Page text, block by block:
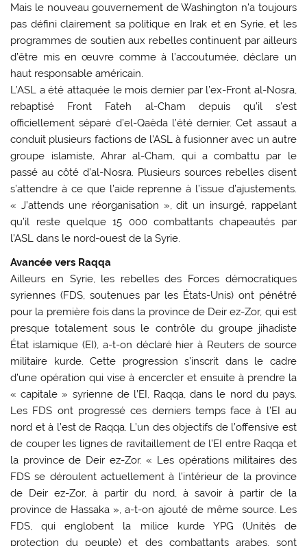
Mais le nouveau gouvernement de Washington n’a toujours
pas défini clairement sa politique en Irak et en Syrie, et les
programmes de soutien aux rebelles continuent par ailleurs
d’être mis en œuvre comme à l’accoutumée, déclare un
haut responsable américain.
L’ASL a été attaquée le mois dernier par l’ex-Front al-Nosra,
rebaptisé Front Fateh al-Cham depuis qu’il s’est
officiellement séparé d’el-Qaëda l’été dernier. Cet assaut a
conduit plusieurs factions de l’ASL à fusionner avec un autre
groupe islamiste, Ahrar al-Cham, qui a combattu par le
passé au côté d’al-Nosra. Plusieurs sources rebelles disent
s’attendre à ce que l’aide reprenne à l’issue d’ajustements.
« J’attends une réorganisation », dit un insurgé, rappelant
qu’il reste quelque 15 000 combattants chapeautés par
l’ASL dans le nord-ouest de la Syrie.
Avancée vers Raqqa
Ailleurs en Syrie, les rebelles des Forces démocratiques
syriennes (FDS, soutenues par les États-Unis) ont pénétré
pour la première fois dans la province de Deir ez-Zor, qui est
presque totalement sous le contrôle du groupe jihadiste
État islamique (EI), a-t-on déclaré hier à Reuters de source
militaire kurde. Cette progression s’inscrit dans le cadre
d’une opération qui vise à encercler et ensuite à prendre la
« capitale » syrienne de l’EI, Raqqa, dans le nord du pays.
Les FDS ont progressé ces derniers temps face à l’EI au
nord et à l’est de Raqqa. L’un des objectifs de l’offensive est
de couper les lignes de ravitaillement de l’EI entre Raqqa et
la province de Deir ez-Zor. « Les opérations militaires des
FDS se déroulent actuellement à l’intérieur de la province
de Deir ez-Zor, à partir du nord, à savoir à partir de la
province de Hassaka », a-t-on ajouté de même source. Les
FDS, qui englobent la milice kurde YPG (Unités de
protection du peuple) et des combattants arabes, sont